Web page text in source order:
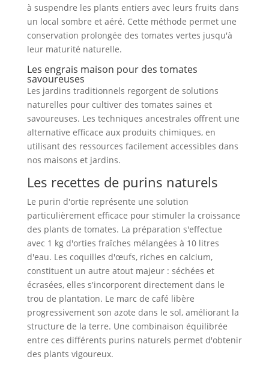
à suspendre les plants entiers avec leurs fruits dans
un local sombre et aéré. Cette méthode permet une
conservation prolongée des tomates vertes jusqu'à
leur maturité naturelle.
Les engrais maison pour des tomates
savoureuses
Les jardins traditionnels regorgent de solutions
naturelles pour cultiver des tomates saines et
savoureuses. Les techniques ancestrales offrent une
alternative efficace aux produits chimiques, en
utilisant des ressources facilement accessibles dans
nos maisons et jardins.
Les recettes de purins naturels
Le purin d'ortie représente une solution
particulièrement efficace pour stimuler la croissance
des plants de tomates. La préparation s'effectue
avec 1 kg d'orties fraîches mélangées à 10 litres
d'eau. Les coquilles d'œufs, riches en calcium,
constituent un autre atout majeur : séchées et
écrasées, elles s'incorporent directement dans le
trou de plantation. Le marc de café libère
progressivement son azote dans le sol, améliorant la
structure de la terre. Une combinaison équilibrée
entre ces différents purins naturels permet d'obtenir
des plants vigoureux.